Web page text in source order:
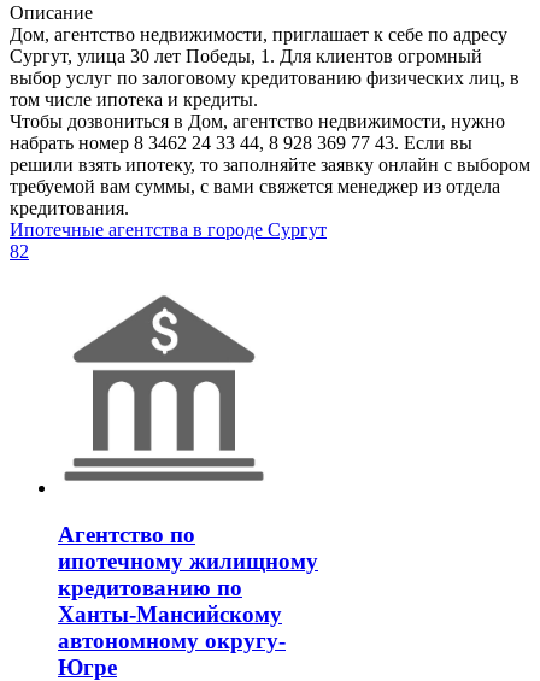
Описание
Дом, агентство недвижимости, приглашает к себе по адресу
Сургут, улица 30 лет Победы, 1. Для клиентов огромный
выбор услуг по залоговому кредитованию физических лиц, в
том числе ипотека и кредиты.
Чтобы дозвониться в Дом, агентство недвижимости, нужно
набрать номер 8 3462 24 33 44, 8 928 369 77 43. Если вы
решили взять ипотеку, то заполняйте заявку онлайн с выбором
требуемой вам суммы, с вами свяжется менеджер из отдела
кредитования.
Ипотечные агентства в городе Сургут
82
Агентство по
ипотечному жилищному
кредитованию по
Ханты-Мансийскому
автономному округу-
Югре